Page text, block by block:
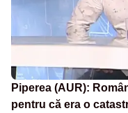
Piperea (AUR):
pentru că era o